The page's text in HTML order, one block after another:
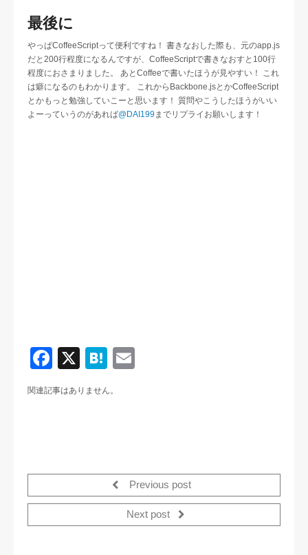
最後に
やっぱCoffeeScriptって便利ですね！ 書きなおした際も、元のapp.js
だと200行程度になるんですが、CoffeeScriptで書きなおすと100行
程度におさまりました。 あとCoffeeで書いたほうが見やすい！ これ
は癖になるのもわかります。 これからBackbone.jsとかCoffeeScript
とかもっと勉強していこーと思います！ 質問やこうしたほうがいい
よーっていうのがあれば@DAI199 までリプライお願いします！
F
a
c
o
o
k
X
H
e
関連記事はありません。
Previous post
Next post